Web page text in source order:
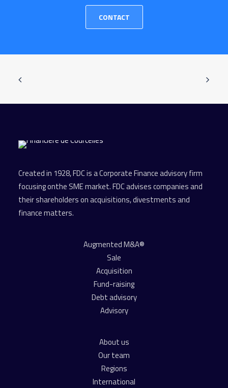
CONTACT
Created in 1928, FDC is a Corporate Finance advisory firm
focusing onthe SME market. FDC advises companies and
their shareholders on acquisitions, divestments and
finance matters.
Augmented M&A®
Sale
Acquisition
Fund-raising
Debt advisory
Advisory
About us
Our team
Regions
International